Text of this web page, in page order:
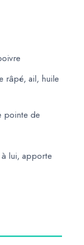
râpé, ail, huile
pointe de
lui, apporte